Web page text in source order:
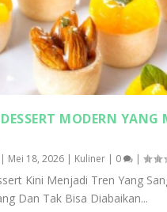
MODERN YANG
| Mei 18, 2026 | Kuliner | 0 |
Kini Menjadi Tren Yang
Dan Tak Bisa Diabaikan...